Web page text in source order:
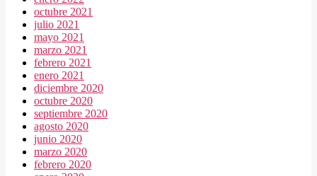
octubre 2021
julio 2021
mayo 2021
marzo 2021
febrero 2021
enero 2021
diciembre 2020
octubre 2020
septiembre 2020
agosto 2020
junio 2020
marzo 2020
febrero 2020